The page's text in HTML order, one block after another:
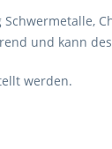
und kann
werden.